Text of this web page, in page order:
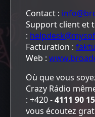
Contact :
Support client et
:
Facturation :
Web :
Où que vous
Crazy Rádio
: +420 -4111 90
vous écoutez